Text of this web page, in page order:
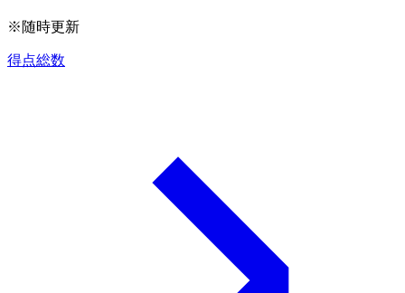
※随時更新
得点総数